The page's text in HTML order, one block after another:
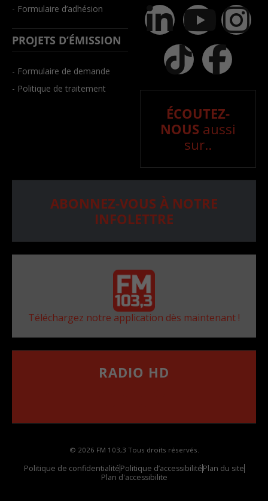
- Formulaire d’adhésion
PROJETS D’ÉMISSION
- Formulaire de demande
- Politique de traitement
ÉCOUTEZ-
NOUS aussi
sur..
ABONNEZ-VOUS À NOTRE
INFOLETTRE
Téléchargez notre application dès maintenant !
RADIO HD
© 2026 FM 103,3 Tous droits réservés.
Politique de confidentialitéPolitique d’accessibilitéPlan du site
Plan d'accessibilite